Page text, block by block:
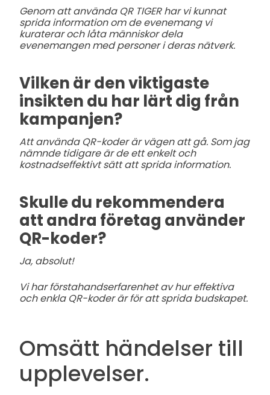
Genom att använda QR TIGER har vi kunnat
sprida information om de evenemang vi
kuraterar och låta människor dela
evenemangen med personer i deras nätverk.
Vilken är den viktigaste
insikten du har lärt dig från
kampanjen?
Att använda QR-koder är vägen att gå. Som jag
nämnde tidigare är de ett enkelt och
kostnadseffektivt sätt att sprida information.
Skulle du rekommendera
att andra företag använder
QR-koder?
Ja, absolut!
Vi har förstahands­erfarenhet av hur effektiva
och enkla QR-koder är för att sprida budskapet.
Omsätt händelser till
upplevelser.